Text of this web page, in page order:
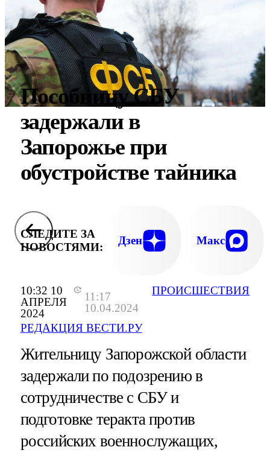
10:32 10
АПРЕЛЯ
2024
11:17
10.04.2024
РЕДАКЦИЯ ВЕСТИ.РУ
ПРОИСШЕСТВИЯ
Пособницу СБУ
задержали в
Запорожье при
обустройстве тайника
СЛЕДИТЕ ЗА
НОВОСТЯМИ:
Дзен Макс
Жительницу Запорожской области
задержали по подозрению в
сотрудничестве с СБУ и
подготовке теракта против
российских военнослужащих,